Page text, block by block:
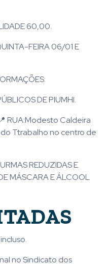
60,00.
FEIRA 06/01 E
DE PIUMHI.
RUA:Modesto Caldeira
Ttrabalho no centro de
REDUZIDAS E
MÁSCARA E ÁLCOOL
no Sindicato dos